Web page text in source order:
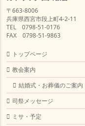
〒663-8006
兵庫県西宮市段上町4-2-11
TEL 0798-51-0176
FAX 0798-51-9863
トップページ
教会案内
結婚式・お葬儀のご案内
司祭メッセージ
ミサ・予定